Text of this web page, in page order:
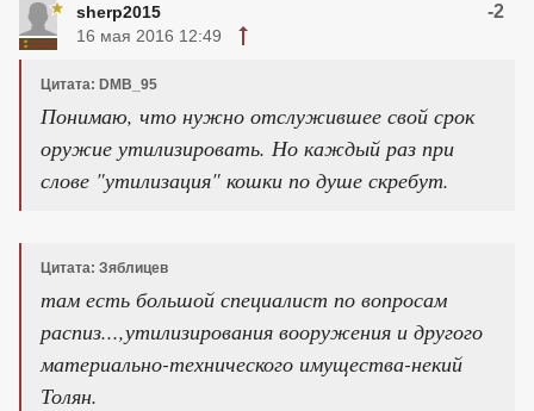
sherp2015 -2
16 мая 2016 12:49
Цитата: DMB_95
Понимаю, что нужно отслужившее свой срок
оружие утилизировать. Но каждый раз при
слове "утилизация" кошки по душе скребут.
Цитата: Зяблицев
там есть большой специалист по вопросам
распиз...,утилизирования вооружения и другого
материально-технического имущества-некий
Толян.